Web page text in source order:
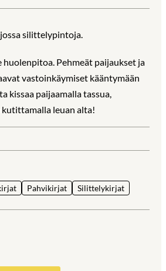
silittelypintoja.
huolenpitoa. Pehmeät paijaukset ja
vastoinkäymiset kääntymään
kissaa paijaamalla tassua,
leuan alta!
Pahvikirjat Silittelykirjat